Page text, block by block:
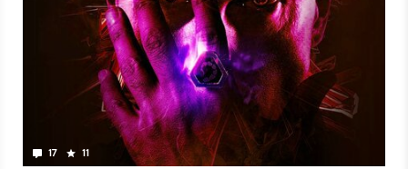
17 11